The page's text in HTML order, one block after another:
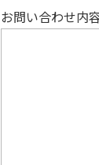
お問い合わせ内